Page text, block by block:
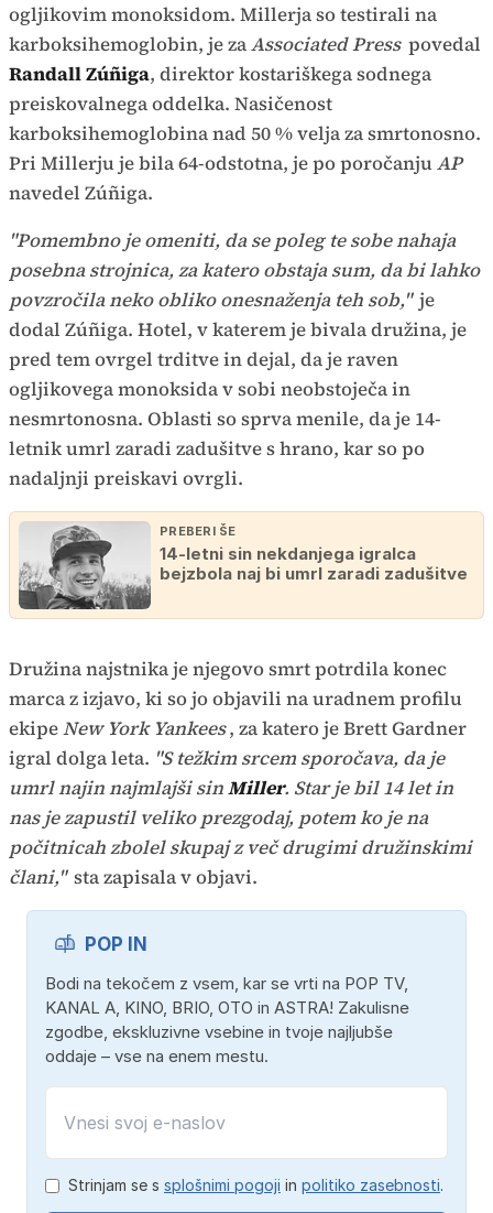
ogljikovim monoksidom. Millerja so testirali na
karboksihemoglobin, je zaAssociated Press povedal
Randall Zúñiga, direktor kostariškega sodnega
preiskovalnega oddelka. Nasičenost
karboksihemoglobina nad 50 % velja za smrtonosno.
Pri Millerju je bila 64-odstotna, je po poročanjuAP
navedel Zúñiga.
"Pomembno je omeniti, da se poleg te sobe nahaja
posebna strojnica, za katero obstaja sum, da bi lahko
povzročila neko obliko onesnaženja teh sob," je
dodal Zúñiga. Hotel, v katerem je bivala družina, je
pred tem ovrgel trditve in dejal, da je raven
ogljikovega monoksida v sobi neobstoječa in
nesmrtonosna. Oblasti so sprva menile, da je 14-
letnik umrl zaradi zadušitve s hrano, kar so po
nadaljnji preiskavi ovrgli.
PREBERI ŠE
14-letni sin nekdanjega igralca
bejzbola naj bi umrl zaradi zadušitve
Družina najstnika je njegovo smrt potrdila konec
marca z izjavo, ki so jo objavili na uradnem profilu
ekipeNew York Yankees, za katero je Brett Gardner
igral dolga leta. "S težkim srcem sporočava, da je
umrl najin najmlajši sinMiller. Star je bil 14 let in
nas je zapustil veliko prezgodaj, potem ko je na
počitnicah zbolel skupaj z več drugimi družinskimi
člani," sta zapisala v objavi.
POP IN
Bodi na tekočem z vsem, kar se vrti na POP TV,
KANAL A, KINO, BRIO, OTO in ASTRA! Zakulisne
zgodbe, ekskluzivne vsebine in tvoje najljubše
oddaje – vse na enem mestu.
Strinjam se s splošnimi pogoji in politiko zasebnosti.